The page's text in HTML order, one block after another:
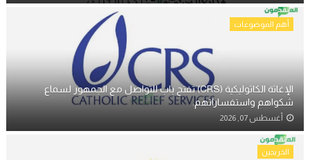
أهم الموضوعات
الإغاثة الكاثوليكية (CRS) تفتح باب للتواصل مع الجمهور لسماع
شكواهم واستفساراتهم.
أغسطس 07, 2026
الخريجين